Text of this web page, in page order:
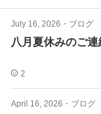
July 16, 2026 ・ ブログ
八月夏休みのご
2
April 16, 2026 ・ ブログ